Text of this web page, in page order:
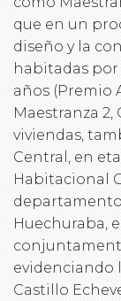
que en un
diseño y la
habitadas por
años (Premio
Maestranza
viviendas,
Central, en
Habitacional
Huechuraba,
evidenciando
Castillo